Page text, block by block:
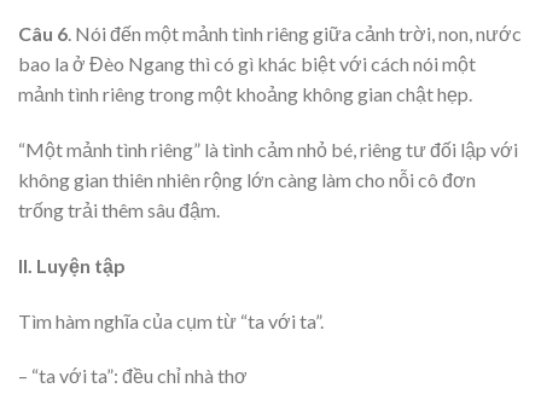
Câu 6. Nói đến một mảnh tình riêng giữa cảnh trời, non, nước
bao la ở Đèo Ngang thì có gì khác biệt với cách nói một
mảnh tình riêng trong một khoảng không gian chật hẹp.
“Một mảnh tình riêng” là tình cảm nhỏ bé, riêng tư đối lập với
không gian thiên nhiên rộng lớn càng làm cho nỗi cô đơn
trống trải thêm sâu đậm.
II. Luyện tập
Tìm hàm nghĩa của cụm từ “ta với ta”.
– “ta với ta”: đều chỉ nhà thơ